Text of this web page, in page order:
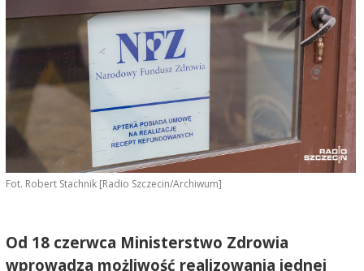
Fot. Robert Stachnik [Radio Szczecin/Archiwum]
Od 18 czerwca Ministerstwo Zdrowia
wprowadza możliwość realizowania jednej